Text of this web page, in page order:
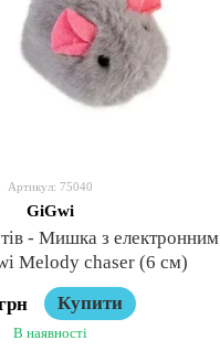
Артикул: 75040
GiGwi
- Мишка з електронним
Melody chaser (6 см)
Купити
В наявності